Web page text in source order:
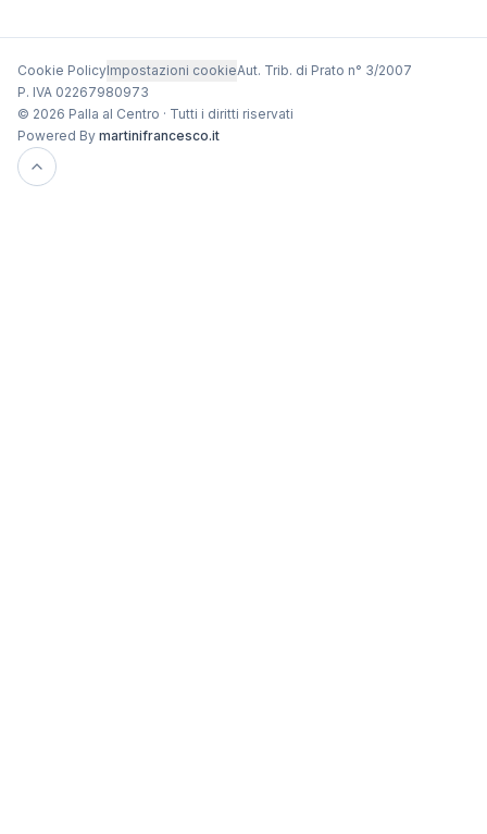
Cookie PolicyImpostazioni cookieAut. Trib. di Prato n° 3/2007
P. IVA 02267980973
© 2026 Palla al Centro · Tutti i diritti riservati
Powered By martinifrancesco.it